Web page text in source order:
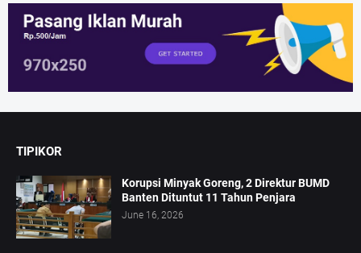
TIPIKOR
Korupsi Minyak Goreng, 2 Direktur BUMD
Banten Dituntut 11 Tahun Penjara
June 16, 2026